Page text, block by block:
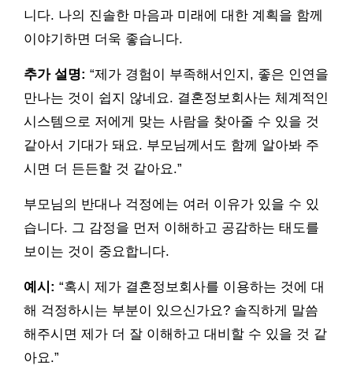
니다. 나의 진솔한 마음과 미래에 대한 계획을 함께
이야기하면 더욱 좋습니다.
추가 설명: “제가 경험이 부족해서인지, 좋은 인연을
만나는 것이 쉽지 않네요. 결혼정보회사는 체계적인
시스템으로 저에게 맞는 사람을 찾아줄 수 있을 것
같아서 기대가 돼요. 부모님께서도 함께 알아봐 주
시면 더 든든할 것 같아요.”
부모님의 반대나 걱정에는 여러 이유가 있을 수 있
습니다. 그 감정을 먼저 이해하고 공감하는 태도를
보이는 것이 중요합니다.
예시: “혹시 제가 결혼정보회사를 이용하는 것에 대
해 걱정하시는 부분이 있으신가요? 솔직하게 말씀
해주시면 제가 더 잘 이해하고 대비할 수 있을 것 같
아요.”